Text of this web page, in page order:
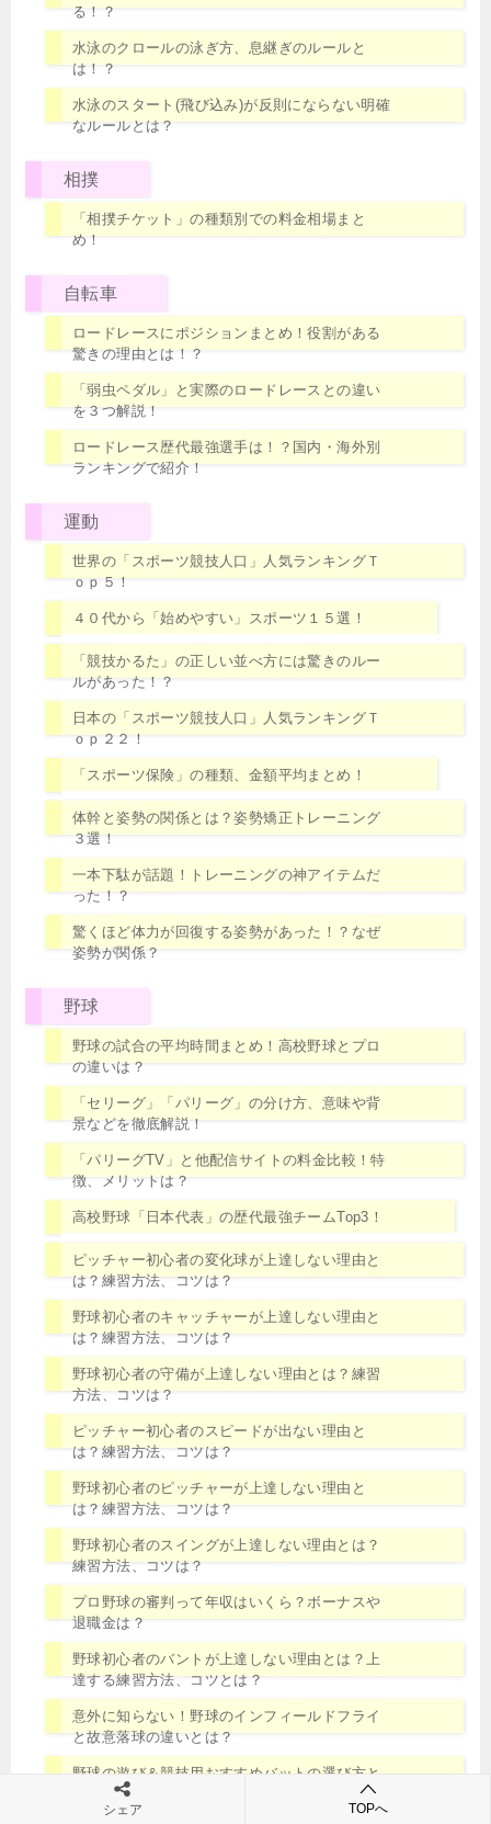
る！？
水泳のクロールの泳ぎ方、息継ぎのルールと
は！？
水泳のスタート(飛び込み)が反則にならない明確
なルールとは？
相撲
「相撲チケット」の種類別での料金相場まと
め！
自転車
ロードレースにポジションまとめ！役割がある
驚きの理由とは！？
「弱虫ペダル」と実際のロードレースとの違い
を３つ解説！
ロードレース歴代最強選手は！？国内・海外別
ランキングで紹介！
運動
世界の「スポーツ競技人口」人気ランキングＴ
ｏｐ５！
４０代から「始めやすい」スポーツ１５選！
「競技かるた」の正しい並べ方には驚きのルー
ルがあった！？
日本の「スポーツ競技人口」人気ランキングＴ
ｏｐ２２！
「スポーツ保険」の種類、金額平均まとめ！
体幹と姿勢の関係とは？姿勢矯正トレーニング
３選！
一本下駄が話題！トレーニングの神アイテムだ
った！？
驚くほど体力が回復する姿勢があった！？なぜ
姿勢が関係？
野球
野球の試合の平均時間まとめ！高校野球とプロ
の違いは？
「セリーグ」「パリーグ」の分け方、意味や背
景などを徹底解説！
「パリーグTV」と他配信サイトの料金比較！特
徴、メリットは？
高校野球「日本代表」の歴代最強チームTop3！
ピッチャー初心者の変化球が上達しない理由と
は？練習方法、コツは？
野球初心者のキャッチャーが上達しない理由と
は？練習方法、コツは？
野球初心者の守備が上達しない理由とは？練習
方法、コツは？
ピッチャー初心者のスピードが出ない理由と
は？練習方法、コツは？
野球初心者のピッチャーが上達しない理由と
は？練習方法、コツは？
野球初心者のスイングが上達しない理由とは？
練習方法、コツは？
プロ野球の審判って年収はいくら？ボーナスや
退職金は？
野球初心者のバントが上達しない理由とは？上
達する練習方法、コツとは？
意外に知らない！野球のインフィールドフライ
と故意落球の違いとは？
野球の遊び＆競技用おすすめバットの選び方と
シェア TOPへ